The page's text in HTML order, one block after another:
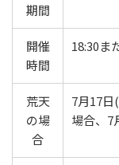
期間
開催
時間
18:30ま
荒天
の場
合
7月17
場合、7